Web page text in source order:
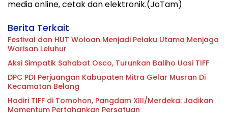
media online, cetak dan elektronik.(JoTam)
Berita Terkait
Festival dan HUT Woloan Menjadi Pelaku Utama Menjaga
Warisan Leluhur
Aksi Simpatik Sahabat Osco, Turunkan Baliho Uasi TIFF
DPC PDI Perjuangan Kabupaten Mitra Gelar Musran Di
Kecamatan Belang
Hadiri TIFF di Tomohon, Pangdam XIII/Merdeka: Jadikan
Momentum Pertahankan Persatuan